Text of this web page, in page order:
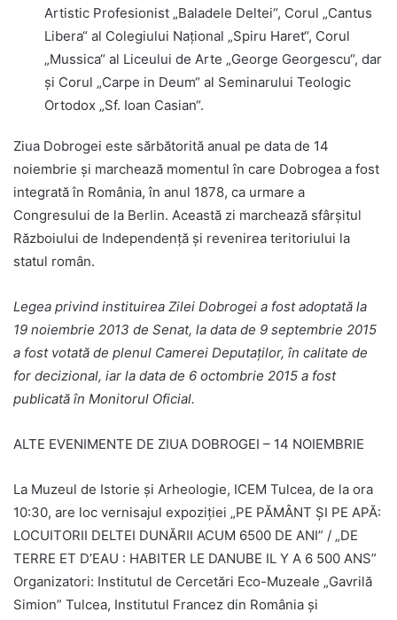
Artistic Profesionist „Baladele Deltei“, Corul „Cantus
Libera“ al Colegiului Național „Spiru Haret“, Corul
„Mussica“ al Liceului de Arte „George Georgescu“, dar
și Corul „Carpe in Deum“ al Seminarului Teologic
Ortodox „Sf. Ioan Casian“.
Ziua Dobrogei este sărbătorită anual pe data de 14
noiembrie și marchează momentul în care Dobrogea a fost
integrată în România, în anul 1878, ca urmare a
Congresului de la Berlin. Această zi marchează sfârșitul
Războiului de Independență și revenirea teritoriului la
statul român.
Legea privind instituirea Zilei Dobrogei a fost adoptată la
19 noiembrie 2013 de Senat, la data de 9 septembrie 2015
a fost votată de plenul Camerei Deputaţilor, în calitate de
for decizional, iar la data de 6 octombrie 2015 a fost
publicată în Monitorul Oficial.
ALTE EVENIMENTE DE ZIUA DOBROGEI – 14 NOIEMBRIE
La Muzeul de Istorie și Arheologie, ICEM Tulcea, de la ora
10:30, are loc vernisajul expoziției „PE PĂMÂNT ȘI PE APĂ:
LOCUITORII DELTEI DUNĂRII ACUM 6500 DE ANI” / „DE
TERRE ET D’EAU : HABITER LE DANUBE IL Y A 6 500 ANS”
Organizatori: Institutul de Cercetări Eco-Muzeale „Gavrilă
Simion” Tulcea, Institutul Francez din România și